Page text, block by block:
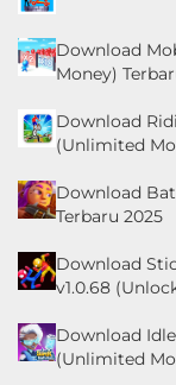
Download
Money)
Download
(Unlimited
Download
Terbaru 2025
Download
v1.0.68
Download
(Unlimited